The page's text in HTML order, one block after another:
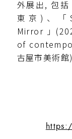
外展出, 包括
東京)、「
Mirror 」
of
古屋市美術館)